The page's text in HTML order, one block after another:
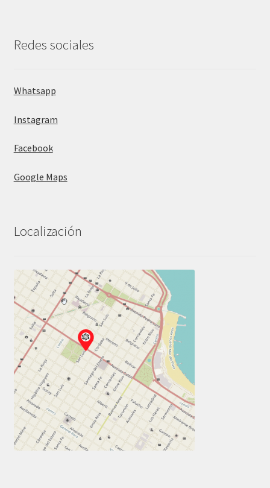
Redes sociales
Whatsapp
Instagram
Facebook
Google Maps
Localización